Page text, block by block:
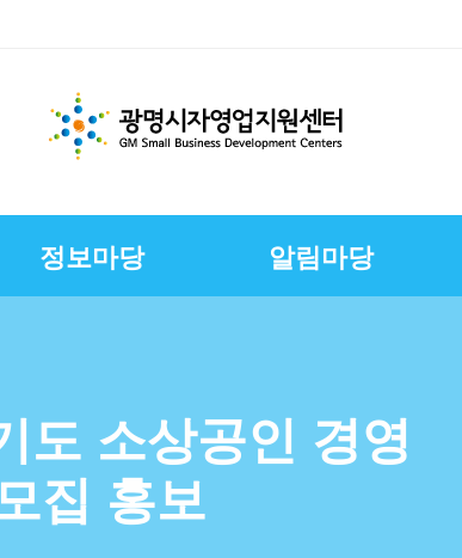
소상공인원스톱지원센
정보마당 알림마당
도 소상공인 경영
집 홍보